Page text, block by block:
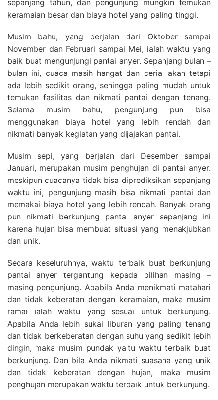
sepanjang tahun, dan pengunjung mungkin temukan
keramaian besar dan biaya hotel yang paling tinggi.
Musim bahu, yang berjalan dari Oktober sampai
November dan Februari sampai Mei, ialah waktu yang
baik buat mengunjungi pantai anyer. Sepanjang bulan –
bulan ini, cuaca masih hangat dan ceria, akan tetapi
ada lebih sedikit orang, sehingga paling mudah untuk
temukan fasilitas dan nikmati pantai dengan tenang.
Selama musim bahu, pengunjung pun bisa
menggunakan biaya hotel yang lebih rendah dan
nikmati banyak kegiatan yang dijajakan pantai.
Musim sepi, yang berjalan dari Desember sampai
Januari, merupakan musim penghujan di pantai anyer.
meskipun cuacanya tidak bisa diprediksikan sepanjang
waktu ini, pengunjung masih bisa nikmati pantai dan
memakai biaya hotel yang lebih rendah. Banyak orang
pun nikmati berkunjung pantai anyer sepanjang ini
karena hujan bisa membuat situasi yang menakjubkan
dan unik.
Secara keseluruhnya, waktu terbaik buat berkunjung
pantai anyer tergantung kepada pilihan masing –
masing pengunjung. Apabila Anda menikmati matahari
dan tidak keberatan dengan keramaian, maka musim
ramai ialah waktu yang sesuai untuk berkunjung.
Apabila Anda lebih sukai liburan yang paling tenang
dan tidak berkeberatan dengan suhu yang sedikit lebih
dingin, maka musim pundak yaitu waktu terbaik buat
berkunjung. Dan bila Anda nikmati suasana yang unik
dan tidak keberatan dengan hujan, maka musim
penghujan merupakan waktu terbaik untuk berkunjung.